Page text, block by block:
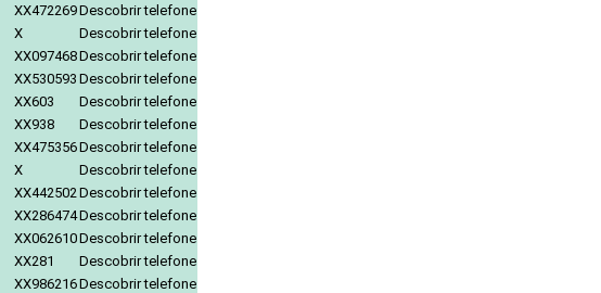
XX472269Descobrir telefone
X
Descobrir telefone
XX097468Descobrir telefone
XX530593 Descobrir telefone
XX603
Descobrir telefone
XX938
Descobrir telefone
XX475356Descobrir telefone
X
Descobrir telefone
XX442502 Descobrir telefone
XX286474Descobrir telefone
XX062610Descobrir telefone
XX281
Descobrir telefone
XX986216Descobrir telefone